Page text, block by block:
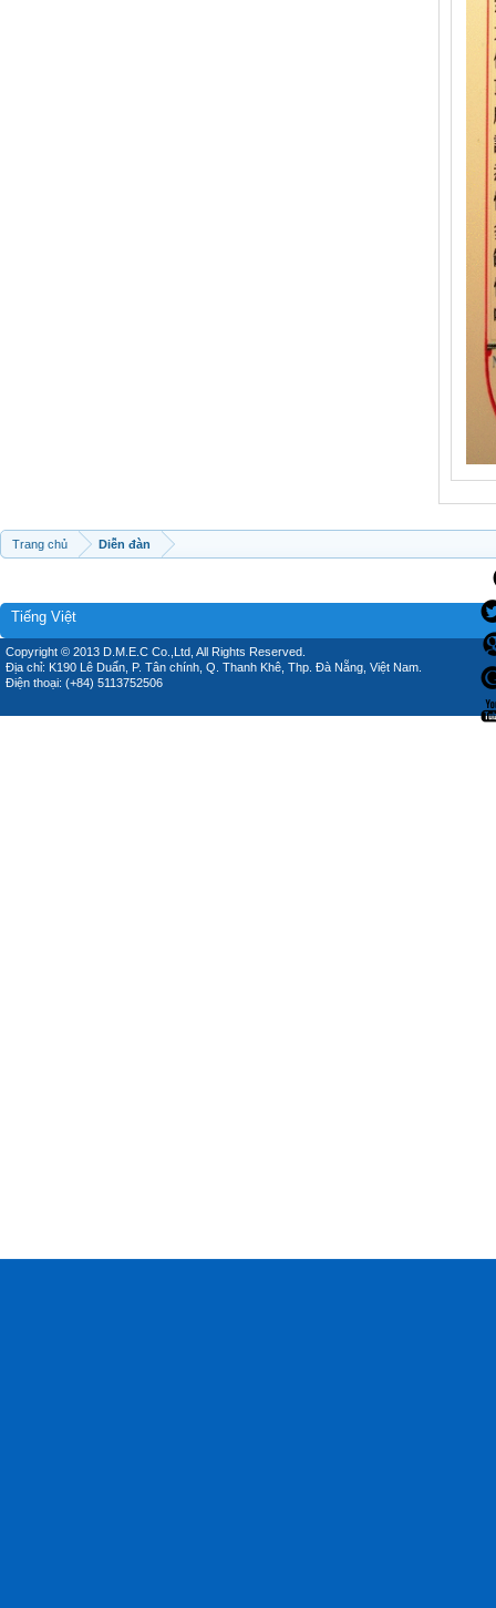
Trang chủ Diễn đàn
Tiếng Việt
Copyright © 2013 D.M.E.C Co.,Ltd, All Rights Reserved.
Địa chỉ: K190 Lê Duẩn, P. Tân chính, Q. Thanh Khê, Thp. Đà Nẵng, Việt Nam.
Điện thoại: (+84) 5113752506